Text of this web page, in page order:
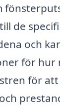
de
och
för hur
för att